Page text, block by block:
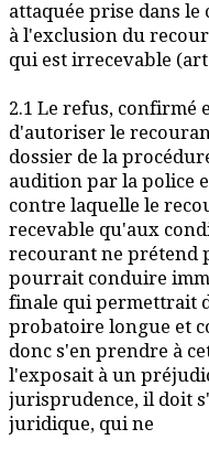
attaquée prise dans
à l'exclusion du
qui est irrecevable
2.1 Le refus, confirmé
d'autoriser le
dossier de la
audition par la police
contre laquelle le
recevable qu'aux
recourant ne prétend
pourrait conduire
finale qui permettrait
probatoire longue et
donc s'en prendre à
l'exposait à un
jurisprudence, il doit
juridique, qui ne